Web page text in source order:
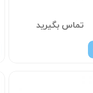
تماس بگیرید